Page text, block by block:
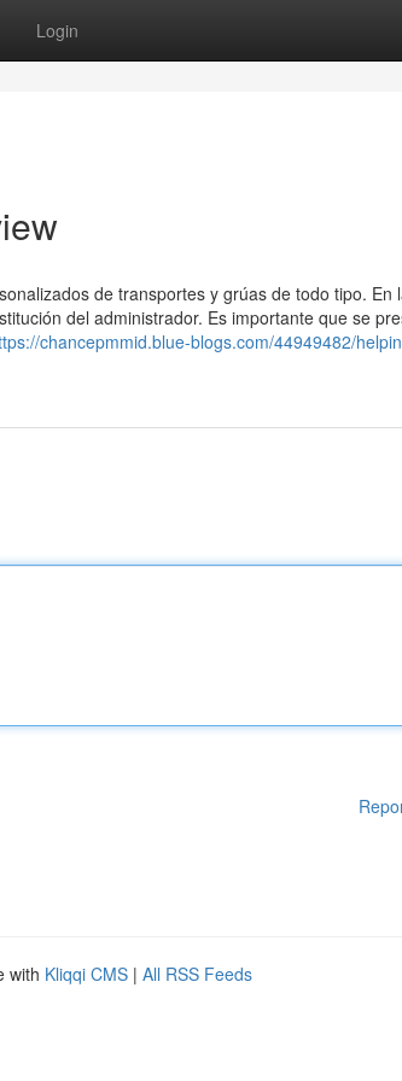
Login
de transportes y grúas de todo tipo. En
del administrador. Es importante que se
chancepmmid.blue-blogs.com/44949482/
with Kliqqi CMS | All RSS Feeds